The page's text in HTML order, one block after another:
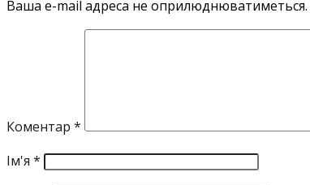
Ваша e-mail адреса не оприлюднюватиметься.
Коментар *
Ім'я *